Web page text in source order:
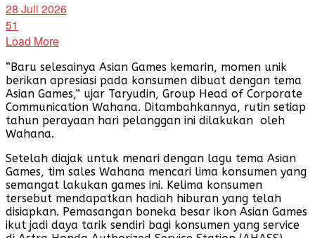
28 Juli 2026
51
Load More
“Baru selesainya Asian Games kemarin, momen unik
berikan apresiasi pada konsumen dibuat dengan tema
Asian Games,” ujar Taryudin, Group Head of Corporate
Communication Wahana. Ditambahkannya, rutin setiap
tahun perayaan hari pelanggan ini dilakukan oleh
Wahana.
Setelah diajak untuk menari dengan lagu tema Asian
Games, tim sales Wahana mencari lima konsumen yang
semangat lakukan games ini. Kelima konsumen
tersebut mendapatkan hadiah hiburan yang telah
disiapkan. Pemasangan boneka besar ikon Asian Games
ikut jadi daya tarik sendiri bagi konsumen yang service